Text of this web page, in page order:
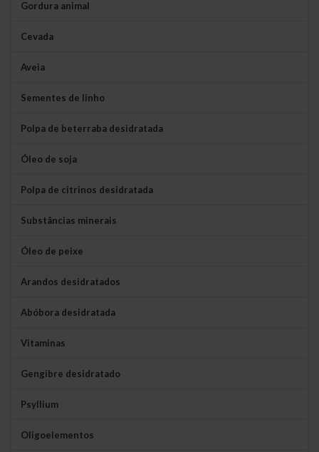
Gordura animal
Cevada
Aveia
Sementes de linho
Polpa de beterraba desidratada
Óleo de soja
Polpa de citrinos desidratada
Substâncias minerais
Óleo de peixe
Arandos desidratados
Abóbora desidratada
Vitaminas
Gengibre desidratado
Psyllium
Oligoelementos